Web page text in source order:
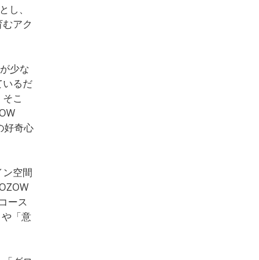
し、
アク
少な
いるだ
こ
好奇心
ン空間
ース
「意